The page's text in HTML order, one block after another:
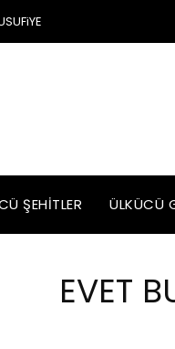
ŞEHITLER ÜLKÜCÜ
EVET